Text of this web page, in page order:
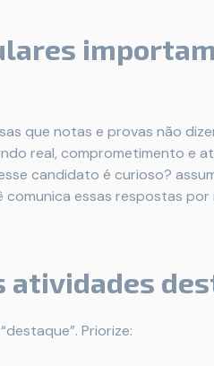
que notas e provas não
real, comprometimento e
candidato é curioso?
essas respostas
atividades
Priorize: